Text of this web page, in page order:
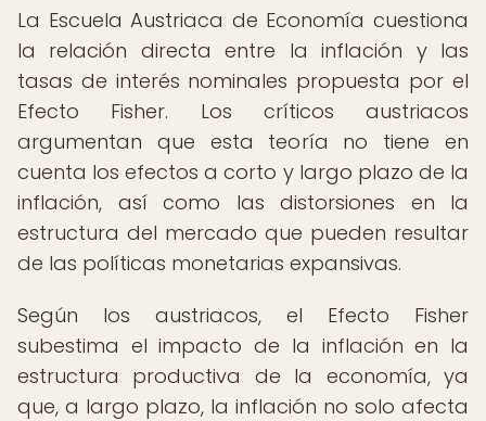
La Escuela Austriaca de Economía cuestiona
la relación directa entre la inflación y las
tasas de interés nominales propuesta por el
Efecto Fisher. Los críticos austriacos
argumentan que esta teoría no tiene en
cuenta los efectos a corto y largo plazo de la
inflación, así como las distorsiones en la
estructura del mercado que pueden resultar
de las políticas monetarias expansivas.
Según los austriacos, el Efecto Fisher
subestima el impacto de la inflación en la
estructura productiva de la economía, ya
que, a largo plazo, la inflación no solo afecta